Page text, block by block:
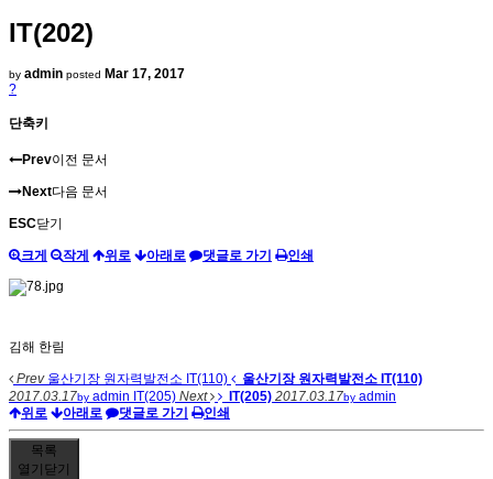
IT(202)
by admin posted Mar 17, 2017
?
단축키
Prev이전 문서
Next다음 문서
ESC닫기
크게 작게 위로 아래로 댓글로 가기 인쇄
김해 한림
Prev울산기장 원자력발전소 IT(110)
울산기장 원자력발전소 IT(110)
2017.03.17by admin IT(205) Next IT(205) 2017.03.17by admin
위로
아래로 댓글로 가기 인쇄
목록
열기 닫기